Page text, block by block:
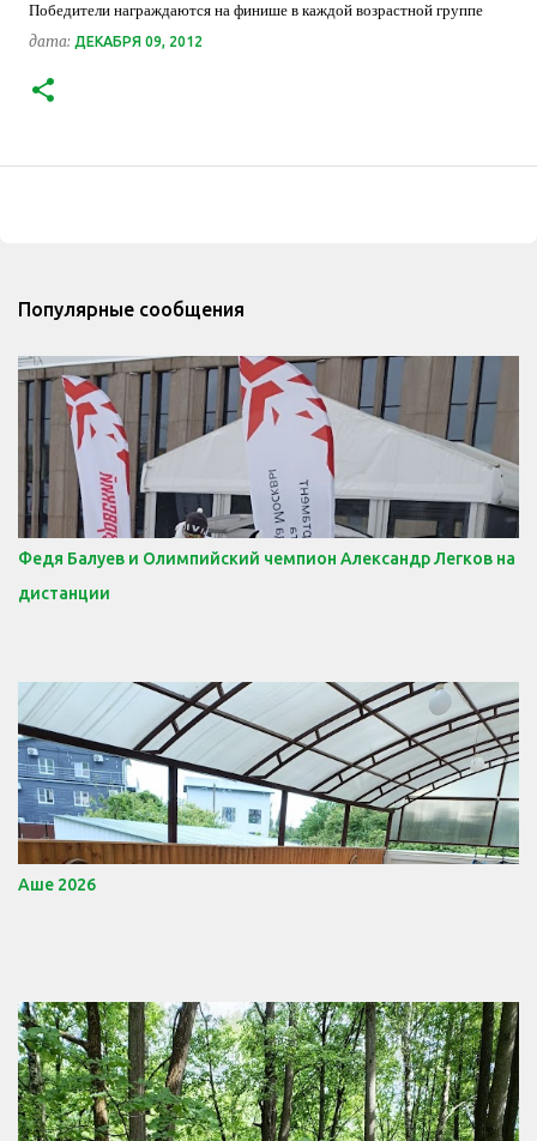
Победители награждаются на финише в каждой возрастной группе
дата: ДЕКАБРЯ 09, 2012
Популярные сообщения
Федя Балуев и Олимпийский чемпион Александр Легков на
дистанции
Аше 2026